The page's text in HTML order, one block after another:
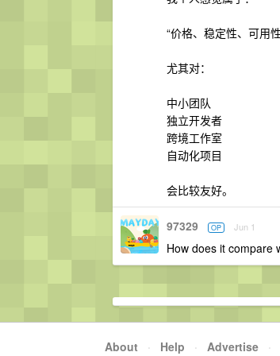
“价格、稳定性、可用
尤其对：
中小团队
独立开发者
跨境工作室
自动化项目
会比较友好。
97329 OP Jun 1
How does it compare
About · Help · Advertise ·